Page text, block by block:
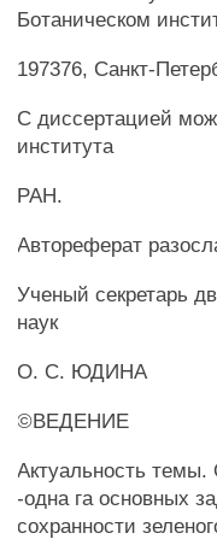
Ботаническом
197376, Санкт-
С диссертацией
института
РАН.
Автореферат
Ученый секретарь
наук
О. С. ЮДИНА
©ВЕДЕНИЕ
Актуальность
-одна га основных
сохранности